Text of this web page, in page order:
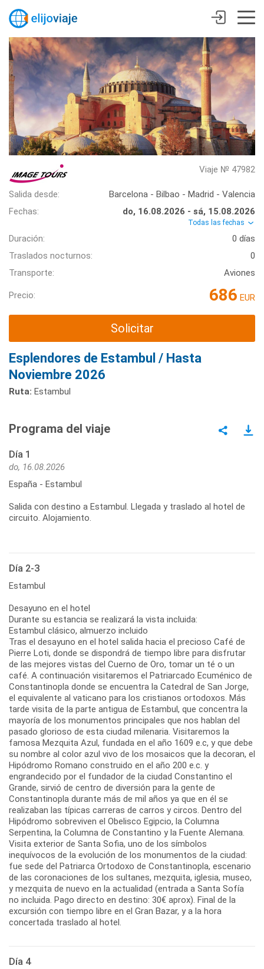
Viaje № 47982
Salida desde:
Barcelona - Bilbao - Madrid - Valencia
Fechas:
do, 16.08.2026 - sá, 15.08.2026
Todas las fechas
Duración:
0 días
Traslados nocturnos:
0
Transporte:
Aviones
Precio: 686 EUR
Solicitar
Esplendores de Estambul / Hasta
Noviembre 2026
Ruta: Estambul
Programa del viaje
Día 1
do, 16.08.2026
España - Estambul
Salida con destino a Estambul. Llegada y traslado al hotel de
circuito. Alojamiento.
Día 2-3
Estambul
Desayuno en el hotel
Durante su estancia se realizará la vista incluida:
Estambul clásico, almuerzo incluido
Tras el desayuno en el hotel salida hacia el precioso Café de
Pierre Loti, donde se dispondrá de tiempo libre para disfrutar
de las mejores vistas del Cuerno de Oro, tomar un té o un
café. A continuación visitaremos el Patriarcado Ecuménico de
Constantinopla donde se encuentra la Catedral de San Jorge,
el equivalente al vaticano para los cristianos ortodoxos. Más
tarde visita de la parte antigua de Estambul, que concentra la
mayoría de los monumentos principales que nos hablan del
pasado glorioso de esta ciudad milenaria. Visitaremos la
famosa Mezquita Azul, fundada en el año 1609 e.c, y que debe
su nombre al color azul vivo de los mosaicos que la decoran, el
Hipódromo Romano construido en el año 200 e.c. y
engrandecido por el fundador de la ciudad Constantino el
Grande, sirvió de centro de diversión para la gente de
Constantinopla durante más de mil años ya que en él se
realizaban las típicas carreras de carros y circos. Dentro del
Hipódromo sobreviven el Obelisco Egipcio, la Columna
Serpentina, la Columna de Constantino y la Fuente Alemana.
Visita exterior de Santa Sofia, uno de los símbolos
inequívocos de la evolución de los monumentos de la ciudad:
fue sede del Patriarca Ortodoxo de Constantinopla, escenario
de las coronaciones de los sultanes, mezquita, iglesia, museo,
y mezquita de nuevo en la actualidad (entrada a Santa Sofía
no incluida. Pago directo en destino: 30€ aprox). Final de la
excursión con tiempo libre en el Gran Bazar, y a la hora
concertada traslado al hotel.
Día 4